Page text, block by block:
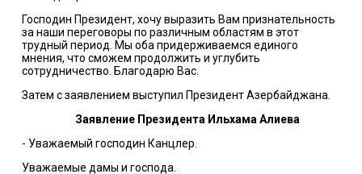
Господин Президент, хочу выразить Вам признательность
за наши переговоры по различным областям в этот
трудный период. Мы оба придерживаемся единого
мнения, что сможем продолжить и углубить
сотрудничество. Благодарю Вас.
Затем с заявлением выступил Президент Азербайджана.
Заявление Президента Ильхама Алиева
- Уважаемый господин Канцлер.
Уважаемые дамы и господа.